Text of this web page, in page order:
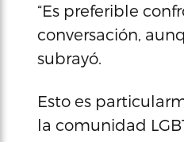
“Es preferible
conversación,
subrayó.
Esto es
la comunidad